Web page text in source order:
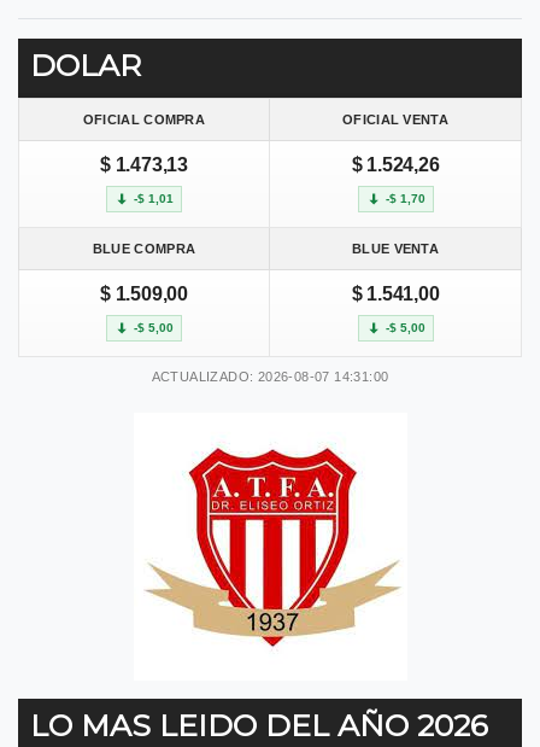
DOLAR
OFICIAL COMPRA OFICIAL VENTA
$ 1.473,13
-$ 1,01
$ 1.524,26
-$ 1,70
BLUE COMPRA BLUE VENTA
$ 1.509,00
-$ 5,00
$ 1.541,00
-$ 5,00
ACTUALIZADO: 2026-08-07 14:31:00
LO MAS LEIDO DEL AÑO 2026